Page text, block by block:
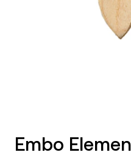
Embo